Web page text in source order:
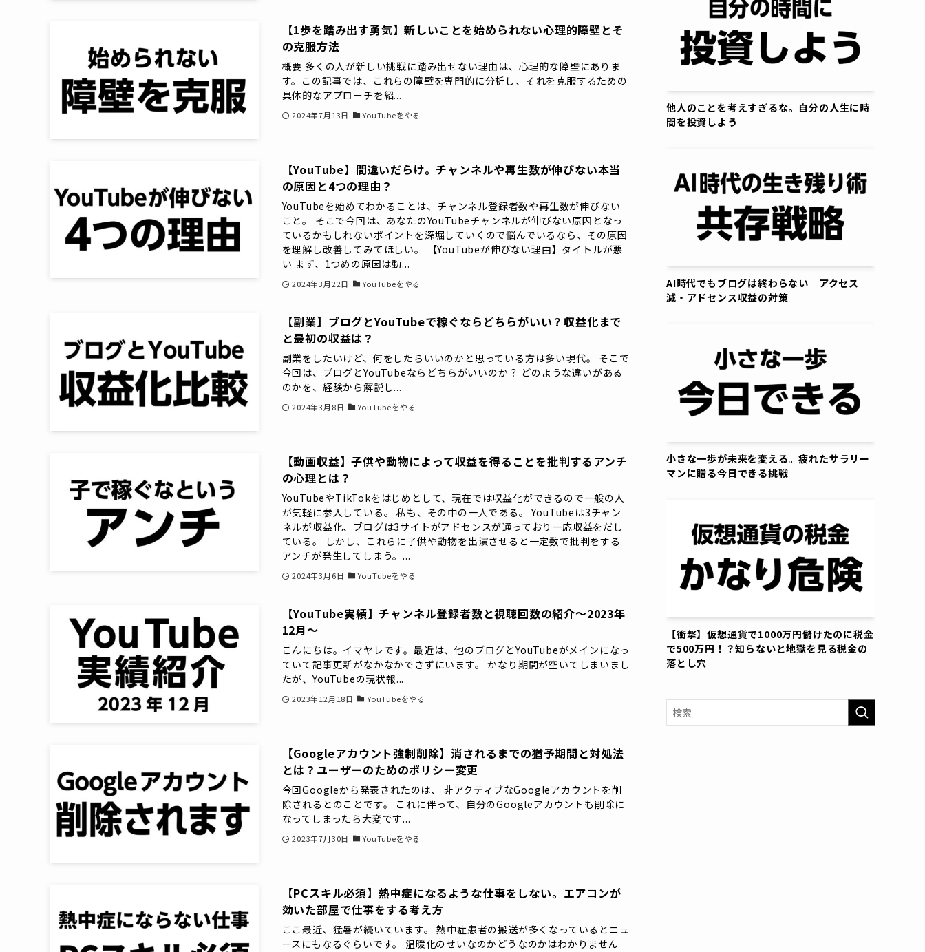
【1歩を踏み出す勇気】新しいことを始められない心理的障壁とそ
の克服方法
概要 多くの人が新しい挑戦に踏み出せない理由は、心理的な障壁にありま
す。この記事では、これらの障壁を専門的に分析し、それを克服するための
具体的なアプローチを紹...
2024年7月13日 YouTubeをやる
【YouTube】間違いだらけ。チャンネルや再生数が伸びない本当
の原因と4つの理由？
YouTubeを始めてわかることは、チャンネル登録者数や再生数が伸びない
こと。 そこで今回は、あなたのYouTubeチャンネルが伸びない原因となっ
ているかもしれないポイントを深堀していくので悩んでいるなら、その原因
を理解し改善してみてほしい。 【YouTubeが伸びない理由】タイトルが悪
い まず、1つめの原因は動...
2024年3月22日 YouTubeをやる
【副業】ブログとYouTubeで稼ぐならどちらがいい？収益化まで
と最初の収益は？
副業をしたいけど、何をしたらいいのかと思っている方は多い現代。 そこで
今回は、ブログとYouTubeならどちらがいいのか？ どのような違いがある
のかを、経験から解説し...
2024年3月8日 YouTubeをやる
【動画収益】子供や動物によって収益を得ることを批判するアンチ
の心理とは？
YouTubeやTikTokをはじめとして、現在では収益化ができるので一般の人
が気軽に参入している。 私も、その中の一人である。 YouTubeは3チャン
ネルが収益化、ブログは3サイトがアドセンスが通っており一応収益をだし
ている。 しかし、これらに子供や動物を出演させると一定数で批判をする
アンチが発生してしまう。...
2024年3月6日 YouTubeをやる
【YouTube実績】チャンネル登録者数と視聴回数の紹介〜2023年
12月〜
こんにちは。イマヤレです。最近は、他のブログとYouTubeがメインになっ
ていて記事更新がなかなかできずにいます。 かなり期間が空いてしまいまし
たが、YouTubeの現状報...
2023年12月18日 YouTubeをやる
【Googleアカウント強制削除】消されるまでの猶予期間と対処法
とは？ユーザーのためのポリシー変更
今回Googleから発表されたのは、 非アクティブなGoogleアカウントを削
除されるとのことです。 これに伴って、自分のGoogleアカウントも削除に
なってしまったら大変です...
2023年7月30日 YouTubeをやる
【PCスキル必須】熱中症になるような仕事をしない。エアコンが
効いた部屋で仕事をする考え方
ここ最近、猛暑が続いています。 熱中症患者の搬送が多くなっているとニュ
ースにもなるぐらいです。 温暖化のせいなのかどうなのかはわかりません
他人のことを考えすぎるな。自分の人生に時
間を投資しよう
AI時代でもブログは終わらない｜アクセス
減・アドセンス収益の対策
小さな一歩が未来を変える。疲れたサラリー
マンに贈る今日できる挑戦
【衝撃】仮想通貨で1000万円儲けたのに税金
で500万円！？知らないと地獄を見る税金の
落とし穴